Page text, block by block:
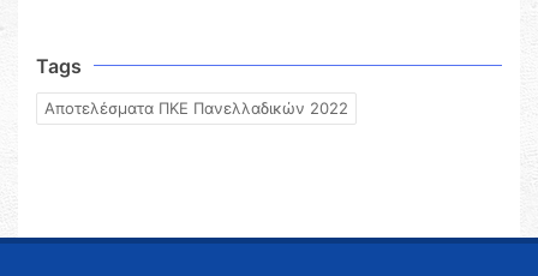
Tags
Αποτελέσματα ΠΚΕ Πανελλαδικών 2022